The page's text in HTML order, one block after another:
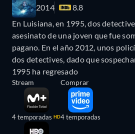
2014
8.8
En Luisiana, en 1995, dos
asesinato de una joven que fue
pagano. En el año 2012, unos
dos detectives, dado que
1995 ha regresado
Stream
4 temporadas HD
Comprar
4 temporadas